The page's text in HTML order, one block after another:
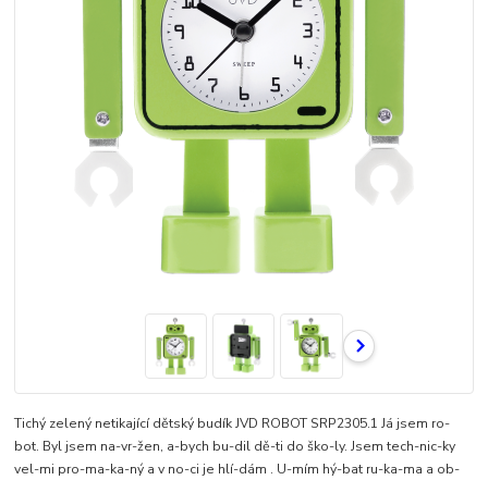
Tichý zelený netikající dětský budík JVD ROBOT SRP2305.1 Já jsem ro-
bot. Byl jsem na-vr-žen, a-bych bu-dil dě-ti do ško-ly. Jsem tech-nic-ky
vel-mi pro-ma-ka-ný a v no-ci je hlí-dám . U-mím hý-bat ru-ka-ma a ob-